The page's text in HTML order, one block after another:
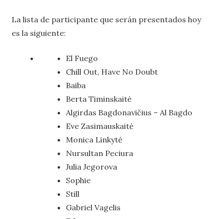
La lista de participante que serán presentados hoy
es la siguiente:
El Fuego
Chill Out, Have No Doubt
Baiba
Berta Timinskaitė
Algirdas Bagdonavičius – Al Bagdo
Eve Zasimauskaitė
Monica Linkytė
Nursultan Peciura
Julia Jegorova
Sophie
Still
Gabriel Vagelis